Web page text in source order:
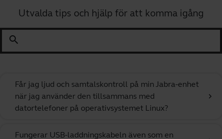
Utvalda tips och hjälp för att komma igång
search
Får jag ljud och samtalskontroll på min Jabra-enhet
när jag använder den tillsammans med
datortelefoner på operativsystemet Linux?
chevron_right
Fungerar USB-laddningskabeln även som en